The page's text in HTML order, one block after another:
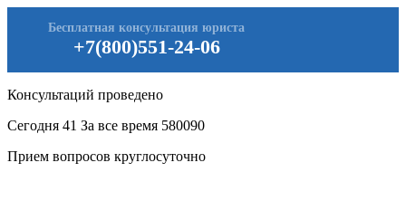
+7(800)551-24-06
Бесплатная консультация юриста
Консультаций проведено
Сегодня 41 За все время 580090
Прием вопросов круглосуточно